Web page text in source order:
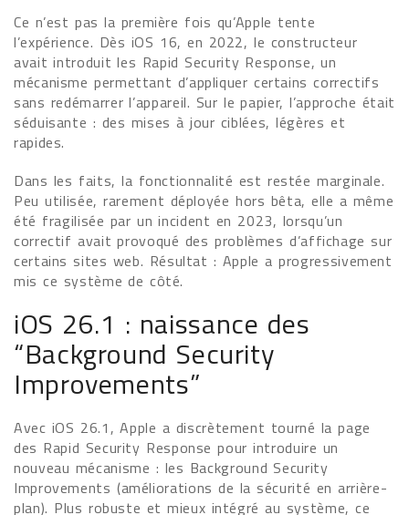
Ce n’est pas la première fois qu’Apple tente
l’expérience. Dès iOS 16, en 2022, le constructeur
avait introduit les Rapid Security Response, un
mécanisme permettant d’appliquer certains correctifs
sans redémarrer l’appareil. Sur le papier, l’approche était
séduisante : des mises à jour ciblées, légères et
rapides.
Dans les faits, la fonctionnalité est restée marginale.
Peu utilisée, rarement déployée hors bêta, elle a même
été fragilisée par un incident en 2023, lorsqu’un
correctif avait provoqué des problèmes d’affichage sur
certains sites web. Résultat : Apple a progressivement
mis ce système de côté.
iOS 26.1 : naissance des
“Background Security
Improvements”
Avec iOS 26.1, Apple a discrètement tourné la page
des Rapid Security Response pour introduire un
nouveau mécanisme : les Background Security
Improvements (améliorations de la sécurité en arrière-
plan). Plus robuste et mieux intégré au système, ce